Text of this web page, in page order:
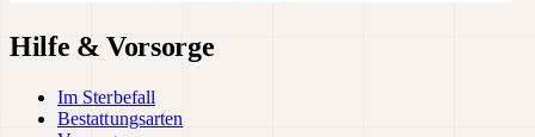
Hilfe & Vorsorge
Im Sterbefall
Bestattungsarten